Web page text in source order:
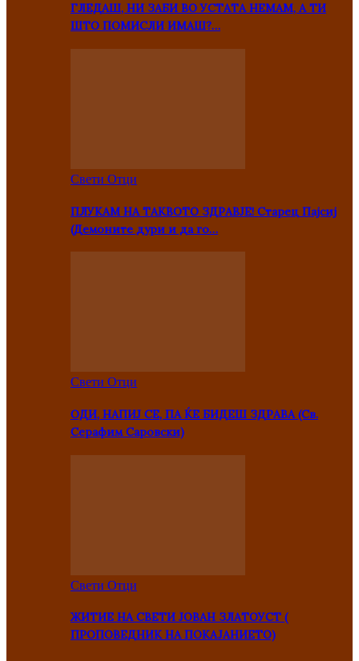
ГЛЕДАШ, НИ ЗАБИ ВО УСТАТА НЕМАМ, А ТИ
ШТО ПОМИСЛИ ИМАШ?…
Свети Отци
ПЛУКАМ НА ТАКВОТО ЗДРАВЈЕ! Старец Пајсиј
(Демоните дури и да го…
Свети Отци
ОДИ, НАПИЈ СЕ, ПА ЌЕ БИДЕШ ЗДРАВА (Св.
Серафим Саровски)
Свети Отци
ЖИТИЕ НА СВЕТИ ЈОВАН ЗЛАТОУСТ (
ПРОПОВЕДНИК НА ПОКАЈАНИЕТО)